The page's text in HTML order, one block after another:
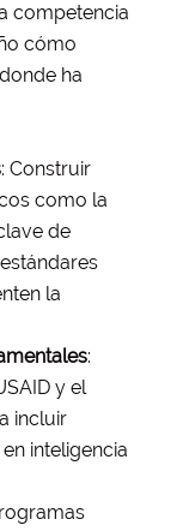
competencia
cómo
ha
: Construir
como la
de
la
:
y el
incluir
inteligencia